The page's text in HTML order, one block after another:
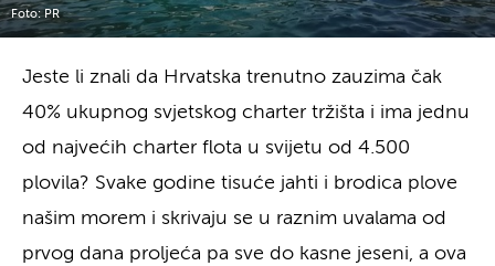
Foto: PR
Jeste li znali da Hrvatska trenutno zauzima čak
40% ukupnog svjetskog charter tržišta i ima jednu
od najvećih charter flota u svijetu od 4.500
plovila? Svake godine tisuće jahti i brodica plove
našim morem i skrivaju se u raznim uvalama od
prvog dana proljeća pa sve do kasne jeseni, a ova